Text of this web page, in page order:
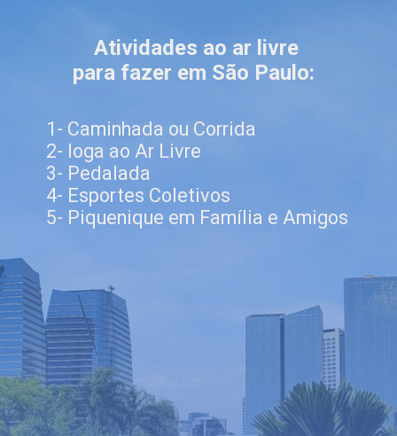
Atividades ao ar livre
para fazer em São Paulo:
1- Caminhada ou Corrida
2- Ioga ao Ar Livre
3- Pedalada
4- Esportes Coletivos
5- Piquenique em Família e Amigos